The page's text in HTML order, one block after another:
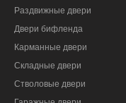
Раздвижные двери
Двери бифленда
Карманные двери
Складные двери
Стволовые двери